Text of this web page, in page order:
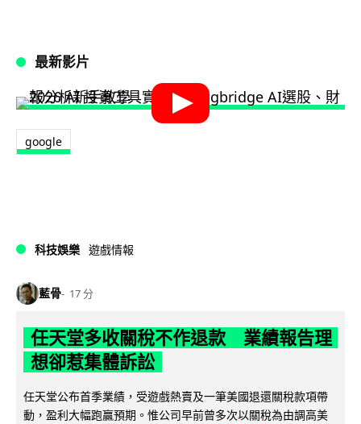
最新影片
google
科技娛樂 遊戲情報
藍骨 17 分
任天堂多收關稅不作退款 業績報告理
想卻惹集體訴訟
任天堂公布首季業績，受遊戲熱賣及一筆美國退還關稅款項帶
動，盈利大幅跑贏預期。惟公司早前曾多次以關稅為由調高美